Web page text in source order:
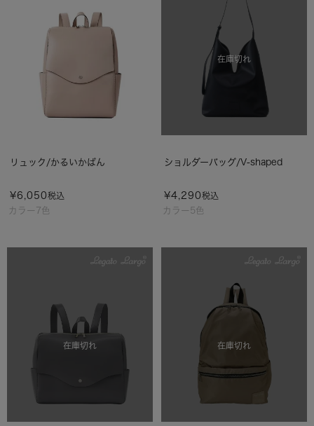
カラー7色
リュック/かるいかばん
¥6,050税込
カラー5色
ショルダーバッグ/V-shaped
¥4,290税込
在庫切れ
在庫切れ 在庫切れ